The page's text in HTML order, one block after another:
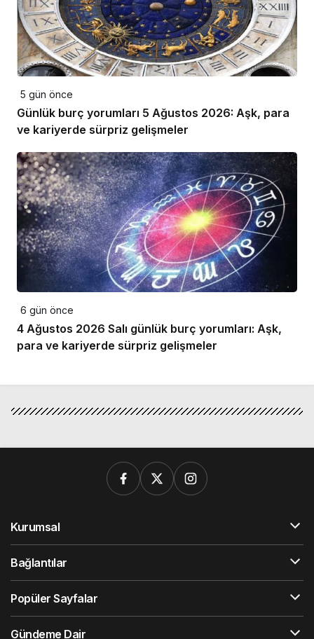
5 gün önce
Günlük burç yorumları 5 Ağustos 2026: Aşk, para
ve kariyerde sürpriz gelişmeler
6 gün önce
4 Ağustos 2026 Salı günlük burç yorumları: Aşk,
para ve kariyerde sürpriz gelişmeler
Kurumsal
Bağlantılar
Popüler Sayfalar
Gündeme Dair